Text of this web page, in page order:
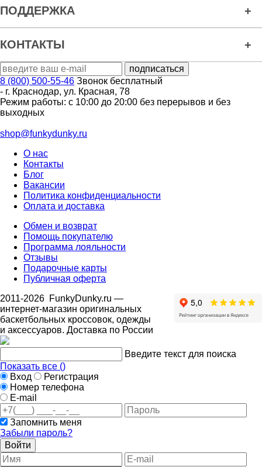
ПОДДЕРЖКА
КОНТАКТЫ
8 (800) 500-55-46 Звонок бесплатный
- г. Краснодар, ул. Красная, 78
Режим работы: с 10:00 до 20:00 без перерывов и без
выходных
shop@funkydunky.ru
О нас
Контакты
Блог
Вакансии
Политика конфиденциальности
Оплата и доставка
Обмен и возврат
Помощь покупателю
Программа лояльности
Отзывы
Подарочные карты
Публичная оферта
2011-2026 FunkyDunky.ru —
интернет-магазин оригинальных
баскетбольных кроссовок, одежды
и аксессуаров. Доставка по России
Введите текст для поиска
Показать все ()
Вход
Регистрация
Номер телефона
E-mail
Запомнить меня
Забыли пароль?
Войти